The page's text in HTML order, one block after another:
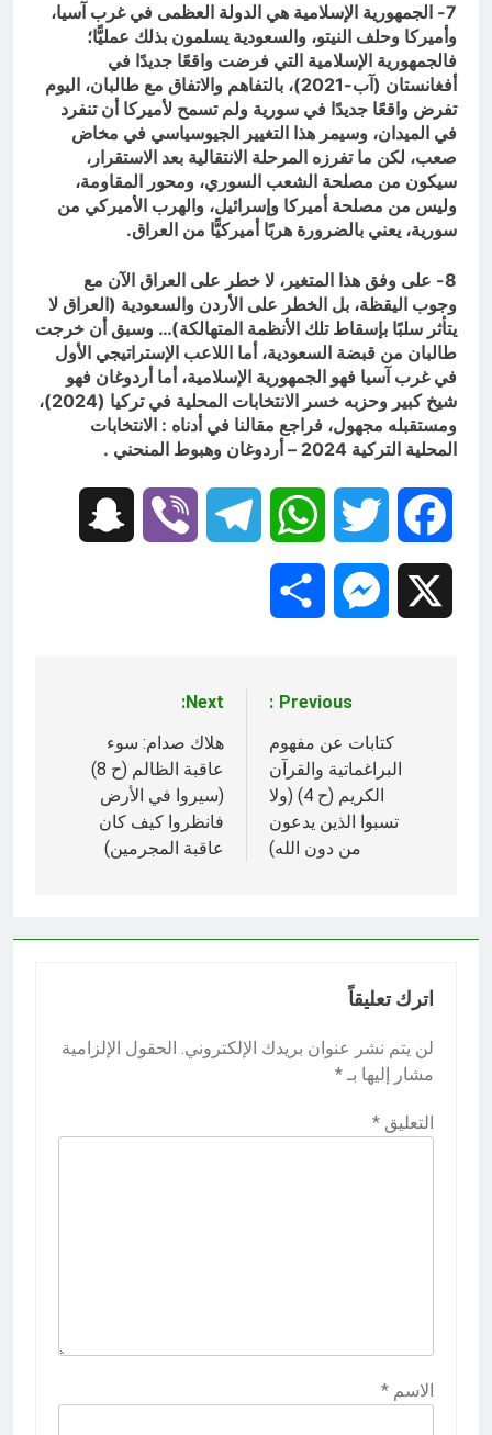
7- الجمهورية الإسلامية هي الدولة العظمى في غرب آسيا،
وأميركا وحلف النيتو، والسعودية يسلمون بذلك عمليًّا؛
فالجمهورية الإسلامية التي فرضت واقعًا جديدًا في
أفغانستان (آب-2021)، بالتفاهم والاتفاق مع طالبان، اليوم
تفرض واقعًا جديدًا في سورية ولم تسمح لأميركا أن تنفرد
في الميدان، وسيمر هذا التغيير الجيوسياسي في مخاض
صعب، لكن ما تفرزه المرحلة الانتقالية بعد الاستقرار،
سيكون من مصلحة الشعب السوري، ومحور المقاومة،
وليس من مصلحة أميركا وإسرائيل، والهرب الأميركي من
سورية، يعني بالضرورة هربًا أميركيًّا من العراق.
8- على وفق هذا المتغير، لا خطر على العراق الآن مع
وجوب اليقظة، بل الخطر على الأردن والسعودية (العراق لا
يتأثر سلبًا بإسقاط تلك الأنظمة المتهالكة)… وسبق أن خرجت
طالبان من قبضة السعودية، أما اللاعب الإستراتيجي الأول
في غرب آسيا فهو الجمهورية الإسلامية، أما أردوغان فهو
شيخ كبير وحزبه خسر الانتخابات المحلية في تركيا (2024)،
ومستقبله مجهول، فراجع مقالنا في أدناه : الانتخابات
المحلية التركية 2024 – أردوغان وهبوط المنحني .
Facebook
Twitter
WhatsApp
Telegram
Viber
Messenger
المقالات
Previous:
كتابات عن مفهوم
البراغماتية والقرآن
الكريم (ح 4) (ولا
تسبوا الذين يدعون
من دون الله)‎
Next:
هلاك صدام: سوء
عاقبة الظالم (ح 8)
(سيروا في الأرض
فانظروا كيف كان
عاقبة المجرمين)‎
اترك تعليقاً
لن يتم نشر عنوان بريدك الإلكتروني. الحقول الإلزامية
مشار إليها بـ *
التعليق *
الاسم *